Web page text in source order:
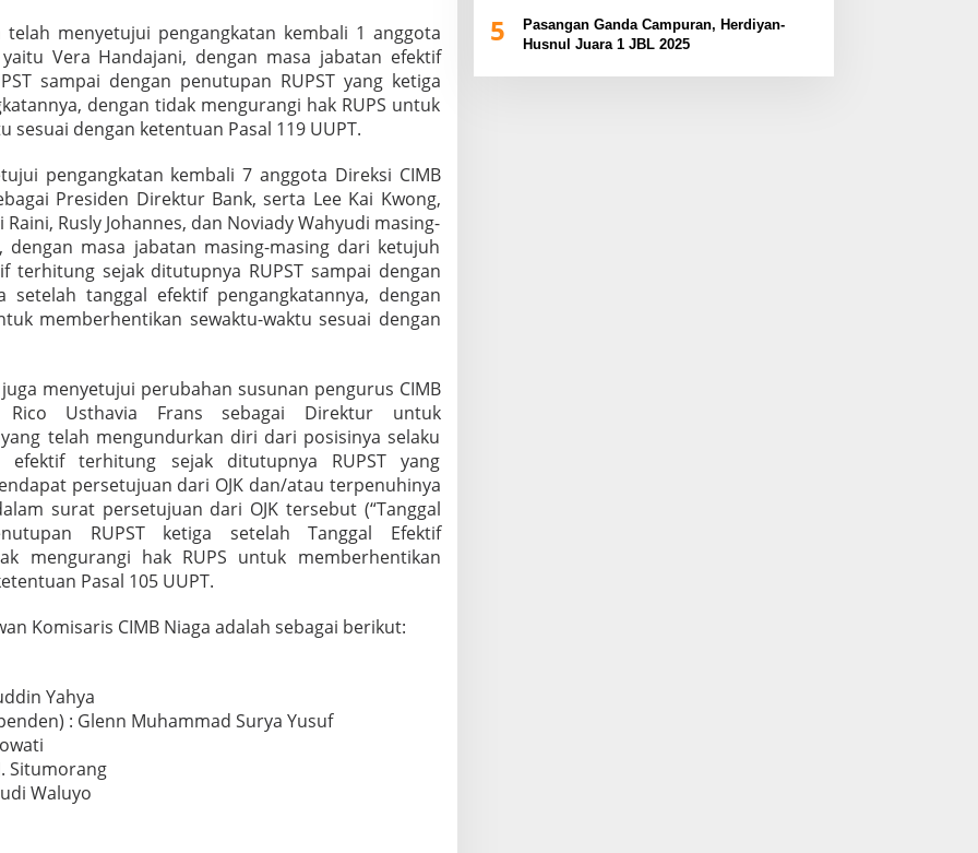
telah menyetujui pengangkatan kembali 1 anggota
Vera Handajani, dengan masa jabatan efektif
sampai dengan penutupan RUPST yang ketiga
dengan tidak mengurangi hak RUPS untuk
dengan ketentuan Pasal 119 UUPT.
pengangkatan kembali 7 anggota Direksi CIMB
Presiden Direktur Bank, serta Lee Kai Kwong,
Raini, Rusly Johannes, dan Noviady Wahyudi masing-
dengan masa jabatan masing-masing dari ketujuh
terhitung sejak ditutupnya RUPST sampai dengan
setelah tanggal efektif pengangkatannya, dengan
memberhentikan sewaktu-waktu sesuai dengan
menyetujui perubahan susunan pengurus CIMB
Rico Usthavia Frans sebagai Direktur untuk
telah mengundurkan diri dari posisinya selaku
terhitung sejak ditutupnya RUPST yang
persetujuan dari OJK dan/atau terpenuhinya
surat persetujuan dari OJK tersebut (“Tanggal
RUPST ketiga setelah Tanggal Efektif
mengurangi hak RUPS untuk memberhentikan
Pasal 105 UUPT.
Komisaris CIMB Niaga adalah sebagai berikut:
Yahya
: Glenn Muhammad Surya Yusuf
Situmorang
Waluyo
5
Pasangan Ganda Campuran, Herdiyan-
Husnul Juara 1 JBL 2025